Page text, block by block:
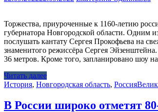
Торжества, приуроченные к 1160-летию
губернатора Новгородской области. Одним
послушать кантату Сергея Прокофьева на
знаменитого режиссёра Сергея
36 метров. Кроме того, запланировано шоу
Читать далее
История, Новгородская область, Россия
В России широко отметят